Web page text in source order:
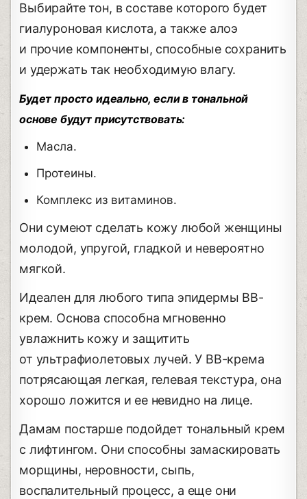
Выбирайте тон, в составе которого будет
гиалуроновая кислота, а также алоэ
и прочие компоненты, способные сохранить
и удержать так необходимую влагу.
Будет просто идеально, если в тональной
основе будут присутствовать:
Масла.
Протеины.
Комплекс из витаминов.
Они сумеют сделать кожу любой женщины
молодой, упругой, гладкой и невероятно
мягкой.
Идеален для любого типа эпидермы ВВ-
крем. Основа способна мгновенно
увлажнить кожу и защитить
от ультрафиолетовых лучей. У ВВ-крема
потрясающая легкая, гелевая текстура, она
хорошо ложится и ее невидно на лице.
Дамам постарше подойдет тональный крем
с лифтингом. Они способны замаскировать
морщины, неровности, сыпь,
воспалительный процесс, а еще они